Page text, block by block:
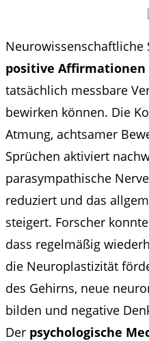
Neurowissenschaftliche
positive Affirmationen
tatsächlich messbare
bewirken können. Die
Atmung, achtsamer
Sprüchen aktiviert
parasympathische
reduziert und das
steigert. Forscher
dass regelmäßig
die Neuroplastizität
des Gehirns, neue
bilden und negative
Der psychologische